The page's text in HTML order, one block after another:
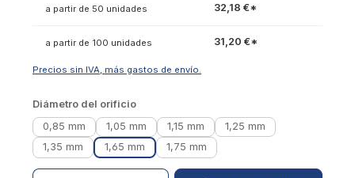
a partir de 50 unidades 32,18 €*
a partir de 100 unidades 31,20 €*
Precios sin IVA, más gastos de envío.
Seleccionar
Diámetro del orificio
0,85 mm
1,05 mm 1,15 mm
1,25 mm
1,35 mm
1,65 mm 1,75 mm
Cantidad de productos: introduzca el valor deseado o utilice los botones para